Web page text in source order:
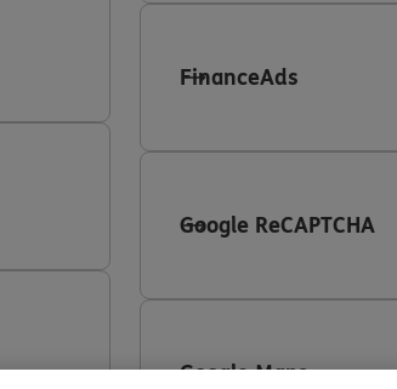
FinanceAds
Google ReCAPTCHA
Google Maps